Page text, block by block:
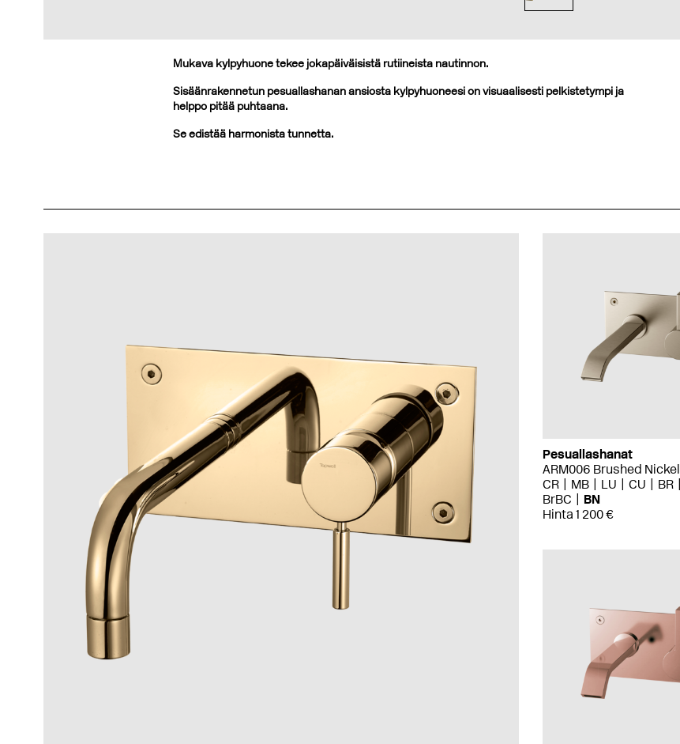
Mukava kylpyhuone tekee jokapäiväisistä rutiineista nautinnon.
Sisäänrakennetun pesuallashanan ansiosta kylpyhuoneesi on visuaalisesti pelkistetympi ja
helppo pitää puhtaana.
Se edistää harmonista tunnetta.
Pesuallashanat
ARM006 Brushed Nickel
CR
MB LU CU BR
BrBC
BN
Hinta 1 200 €